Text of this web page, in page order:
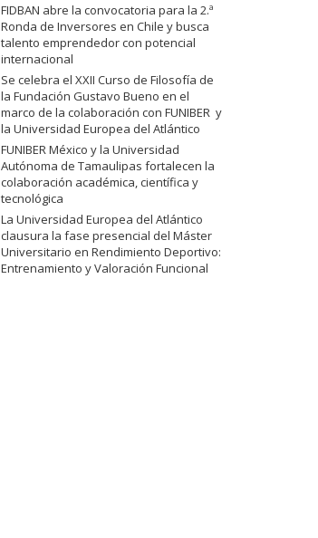
FIDBAN abre la convocatoria para la 2.ª
Ronda de Inversores en Chile y busca
talento emprendedor con potencial
internacional
Se celebra el XXII Curso de Filosofía de
la Fundación Gustavo Bueno en el
marco de la colaboración con FUNIBER y
la Universidad Europea del Atlántico
FUNIBER México y la Universidad
Autónoma de Tamaulipas fortalecen la
colaboración académica, científica y
tecnológica
La Universidad Europea del Atlántico
clausura la fase presencial del Máster
Universitario en Rendimiento Deportivo:
Entrenamiento y Valoración Funcional